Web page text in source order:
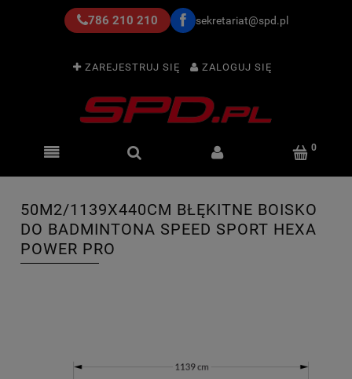
786 210 210 sekretariat@spd.pl
ZAREJESTRUJ SIĘ ZALOGUJ SIĘ
50M2/1139X440CM BŁĘKITNE BOISKO
DO BADMINTONA SPEED SPORT HEXA
POWER PRO